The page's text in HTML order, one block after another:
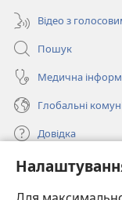
Відео з
Пошук
Медична
Глобальні
Довідка
Пожертви
(відкривається
у